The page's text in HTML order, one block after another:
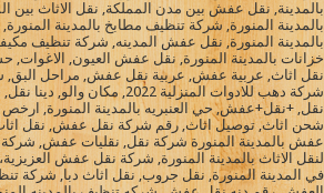
بالمدينة, نقل عفش بين مدن المملكة, نقل الاثاث
بالمدينة المنورة, شركة تنظيف مطابخ بالمدينة
بالمدينة المنورة, نقل عفش المدينه, شركة تنظيف
خزانات بالمدينة المنورة, نقل عفش العيون, الاغوات,
نقل اثاث, عربية عفش, عربية نقل عفش, مراحل
شركة دهب للادوات المنزلية 2022,
نقل, +نقل+عفش, حي العنبريه بالمدينة المنورة, ارخص
شحن اثاث, توصيل اثاث, رقم شركة نقل عفش, نقل
عفش بالمدينة المنورة شركة نقل, نقليات عفش, شركة
لنقل الاثاث بالمدينة المنورة, شركة نقل عفش
في المدينة المنورة, نقل جروب, نقل اثاث دبا, شركة